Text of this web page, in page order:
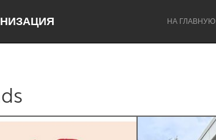
НА ГЛАВНУЮ